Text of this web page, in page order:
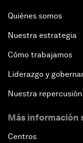
Quiénes somos
Nuestra estrategia
Cómo trabajamos
Liderazgo y
Nuestra repercusión
Más información
Centros